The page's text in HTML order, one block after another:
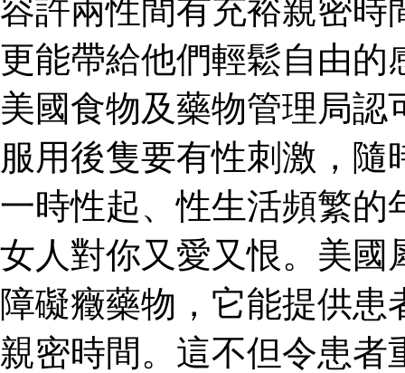
容許兩性間有充裕親密時
更能帶給他們輕鬆自由的
美國食物及藥物管理局
服用後隻要有性刺激，
一時性起、性生活頻繁的
女人對你又愛又恨。美國
障礙癥藥物，它能提供
親密時間。這不但令患